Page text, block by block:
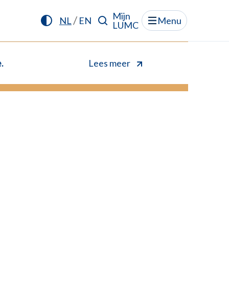
NL/ EN
Mijn
LUMC
Menu
Lees meer